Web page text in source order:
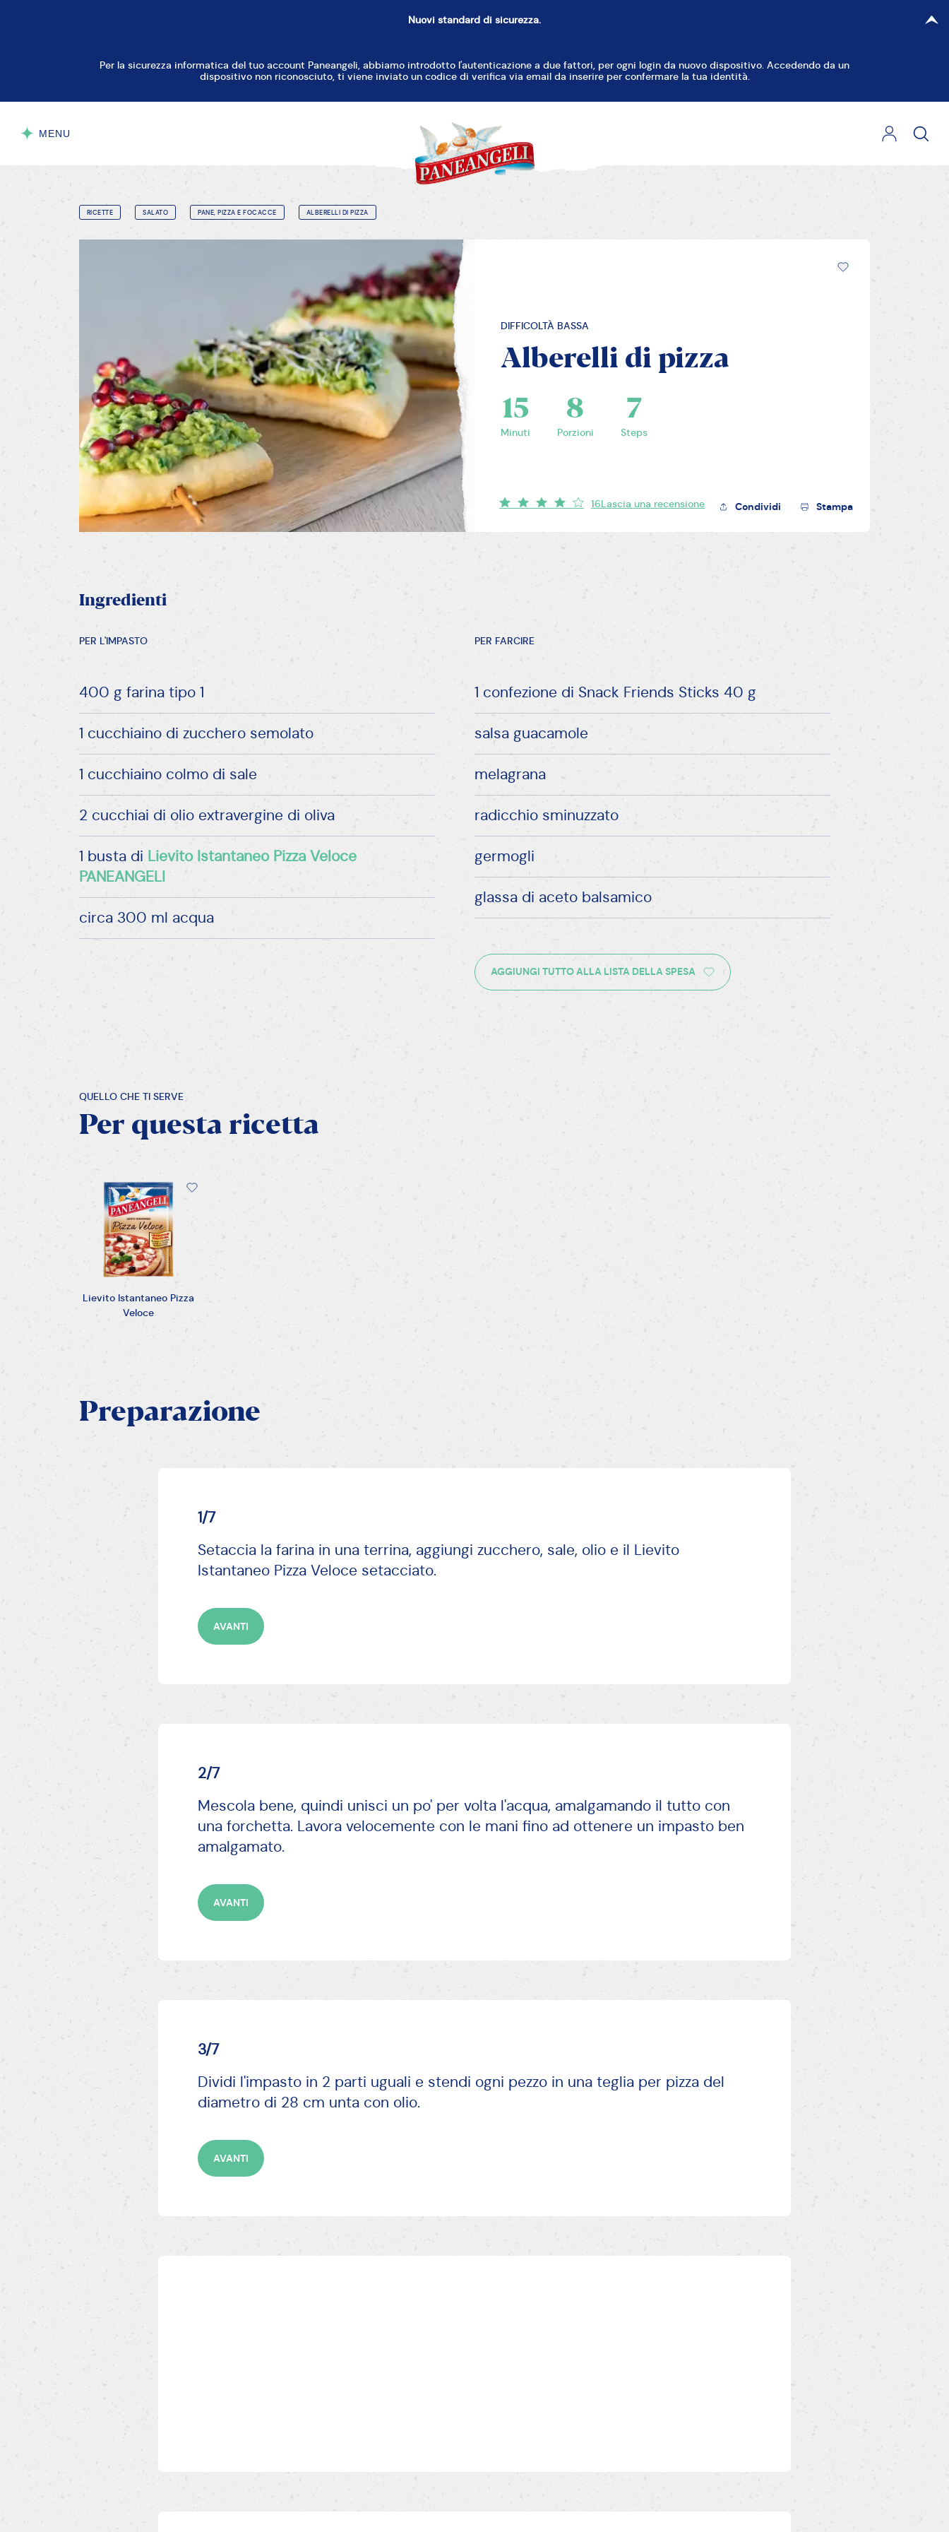
Nuovi standard di sicurezza.
Per la sicurezza informatica del tuo account Paneangeli, abbiamo introdotto l'autenticazione a due fattori, per ogni login da nuovo dispositivo. Accedendo da un
dispositivo non riconosciuto, ti viene inviato un codice di verifica via email da inserire per confermare la tua identità.
MENU
RICETTE SALATO PANE, PIZZA E FOCACCE ALBERELLI DI PIZZA
DIFFICOLTÀ BASSA
Alberelli di pizza
15
Minuti
8
Porzioni
7
Steps
16Lascia una recensione Condividi Stampa
Ingredienti
PER L'IMPASTO
400 g farina tipo 1
1 cucchiaino di zucchero semolato
1 cucchiaino colmo di sale
2 cucchiai di olio extravergine di oliva
1 busta di Lievito Istantaneo Pizza Veloce
PANEANGELI
circa 300 ml acqua
PER FARCIRE
1 confezione di Snack Friends Sticks 40 g
salsa guacamole
melagrana
radicchio sminuzzato
germogli
glassa di aceto balsamico
AGGIUNGI TUTTO ALLA LISTA DELLA SPESA
QUELLO CHE TI SERVE
Per questa ricetta
Lievito Istantaneo Pizza
Veloce
Preparazione
1/7
Setaccia la farina in una terrina, aggiungi zucchero, sale, olio e il Lievito
Istantaneo Pizza Veloce setacciato.
AVANTI
2/7
Mescola bene, quindi unisci un po' per volta l'acqua, amalgamando il tutto con
una forchetta. Lavora velocemente con le mani fino ad ottenere un impasto ben
amalgamato.
AVANTI
3/7
Dividi l'impasto in 2 parti uguali e stendi ogni pezzo in una teglia per pizza del
diametro di 28 cm unta con olio.
AVANTI